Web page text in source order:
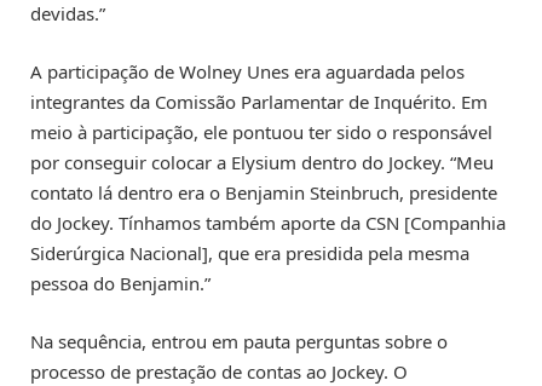
devidas.”
A participação de Wolney Unes era aguardada pelos
integrantes da Comissão Parlamentar de Inquérito. Em
meio à participação, ele pontuou ter sido o responsável
por conseguir colocar a Elysium dentro do Jockey. “Meu
contato lá dentro era o Benjamin Steinbruch, presidente
do Jockey. Tínhamos também aporte da CSN [Companhia
Siderúrgica Nacional], que era presidida pela mesma
pessoa do Benjamin.”
Na sequência, entrou em pauta perguntas sobre o
processo de prestação de contas ao Jockey. O